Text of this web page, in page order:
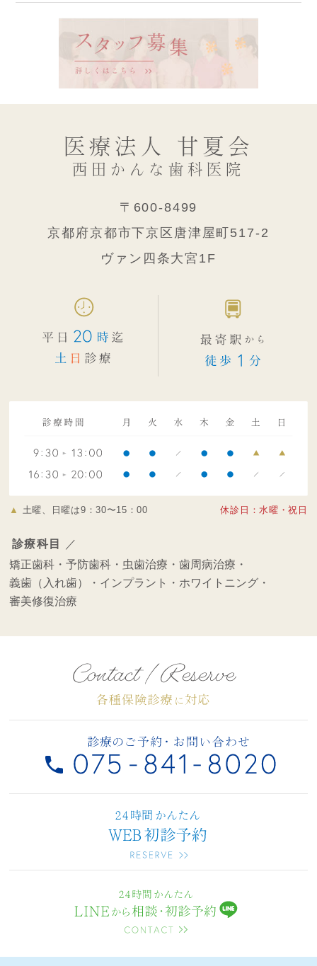
医療法人 甘夏会
西田かんな歯科医院
〒600-8499
京都府京都市下京区唐津屋町517-2
ヴァン四条大宮1F
▲ 土曜、日曜は9：30〜15：00 休診日：水曜・祝日
診療科目
／
矯正歯科・予防歯科・ 虫歯治療・歯周病治療・
義歯（入れ歯）・ インプラント・ ホワイトニング・
審美修復治療